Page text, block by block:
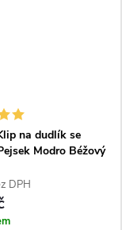
na dudlík se
Modro Béžový
DPH